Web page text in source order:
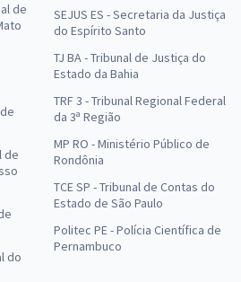
de
de
do
SEJUS ES - Secretaria da Justiça
do Espírito Santo
TJ BA - Tribunal de Justiça do
Estado da Bahia
TRF 3 - Tribunal Regional Federal
da 3ª Região
MP RO - Ministério Público de
Rondônia
TCE SP - Tribunal de Contas do
Estado de São Paulo
Politec PE - Polícia Científica de
Pernambuco